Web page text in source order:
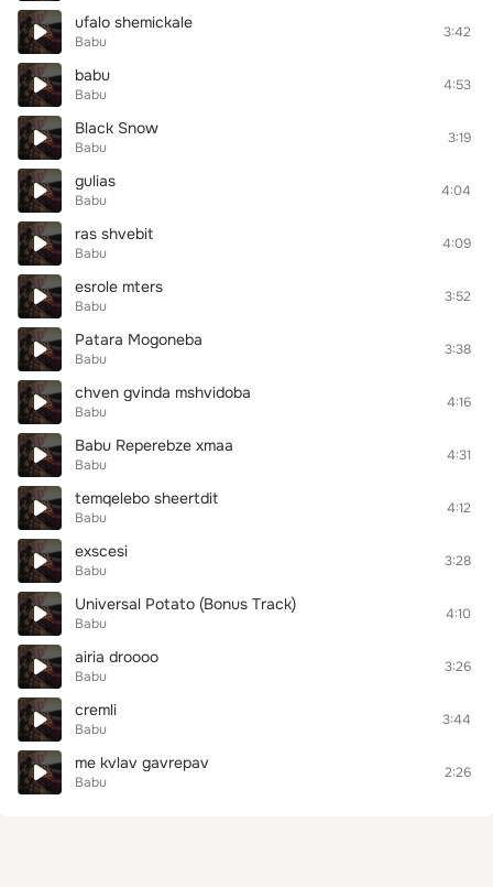
ufalo shemickale
Babu
3:42
babu
Babu
4:53
Black Snow
Babu
3:19
gulias
Babu
4:04
ras shvebit
Babu
4:09
esrole mters
Babu
3:52
Patara Mogoneba
Babu
3:38
chven gvinda mshvidoba
Babu
4:16
Babu Reperebze xmaa
Babu
4:31
temqelebo sheertdit
Babu
4:12
exscesi
Babu
3:28
Universal Potato (Bonus Track)
Babu
4:10
airia droooo
Babu
3:26
cremli
Babu
3:44
me kvlav gavrepav
Babu
2:26